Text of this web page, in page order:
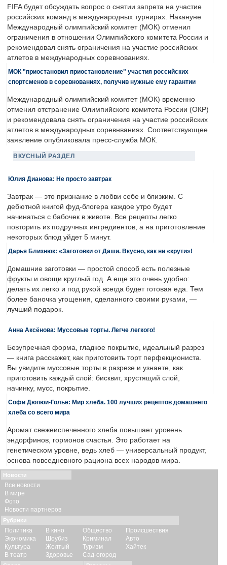
FIFA будет обсуждать вопрос о снятии запрета на участие
российских команд в международных турнирах. Накануне
Международный олимпийский комитет (МОК) отменил
ограничения в отношении Олимпийского комитета России и
рекомендовал снять ограничения на участие российских
атлетов в международных соревнованиях.
МОК "приостановил приостановление" участия российских
спортсменов в соревнованиях, получив нужные ему гарантии
Международный олимпийский комитет (МОК) временно
отменил отстранение Олимпийского комитета России (ОКР)
и рекомендовала снять ограничения на участие российских
атлетов в международных соревнваниях. Соответствующее
заявление опубликовала пресс-служба МОК.
ВКУСНЫЙ РАЗДЕЛ
Юлия Дианова: Не просто завтрак
Завтрак — это признание в любви себе и близким. С
дебютной книгой фуд-блогера каждое утро будет
начинаться с бабочек в животе. Все рецепты легко
повторить из подручных ингредиентов, а на приготовление
некоторых блюд уйдет 5 минут.
Дарья Близнюк: «Заготовки от Даши. Вкусно, как ни «крути»!
Домашние заготовки — простой способ есть полезные
фрукты и овощи круглый год. А еще это очень удобно:
делать их легко и под рукой всегда будет готовая еда. Тем
более баночка угощения, сделанного своими руками, —
лучший подарок.
Анна Аксёнова: Муссовые торты. Легче легкого!
Безупречная форма, гладкое покрытие, идеальный разрез
— книга расскажет, как приготовить торт перфекциониста.
Вы увидите муссовые торты в разрезе и узнаете, как
приготовить каждый слой: бисквит, хрустящий слой,
начинку, мусс, покрытие.
Софи Дюпюи-Голье: Мир хлеба. 100 лучших рецептов домашнего
хлеба со всего мира
Аромат свежеиспеченного хлеба повышает уровень
эндорфинов, гормонов счастья. Это работает на
генетическом уровне, ведь хлеб — универсальный продукт,
основа повседневного рациона всех народов мира.
Новости
Все новости
В мире
Фото
Новости партнеров
Рубрики
Политика
Экономика
Культура
В театр
В кино
Шоубиз
Желтый
Здоровье
Общество
Криминал
Туризм
Сад-огород
Происшествия
Авто
Хайтек